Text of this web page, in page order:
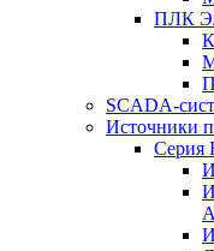
ПЛК
SCADA-
Источники
Серия